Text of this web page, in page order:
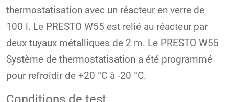
thermostatisation avec un réacteur en verre de
100 l. Le PRESTO W55 est relié au réacteur par
deux tuyaux métalliques de 2 m. Le PRESTO W55
Système de thermostatisation a été programmé
pour refroidir de +20 °C à -20 °C.